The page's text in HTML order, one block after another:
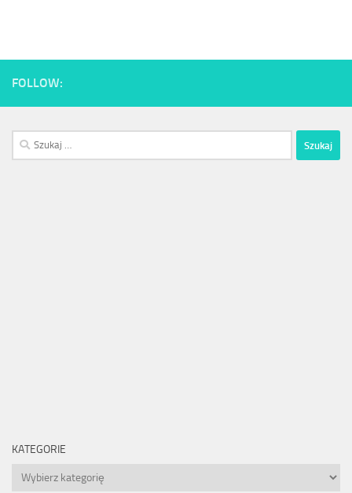
FOLLOW:
Szukaj:
KATEGORIE
Kategorie